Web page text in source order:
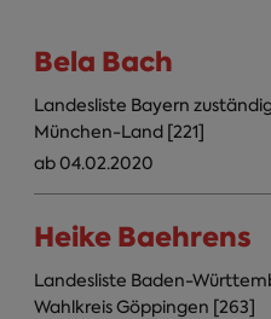
Bela Bach
Landesliste Bayern
München-Land [221]
ab 04.02.2020
Heike Baehrens
Landesliste Baden-
Wahlkreis Göppingen [263]